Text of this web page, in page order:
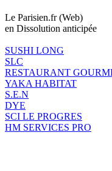
Le Parisien.fr (Web)
en Dissolution anticipée
SUSHI LONG
SLC
RESTAURANT
YAKA HABITAT
S.E.N
DYE
SCI LE PROGRES
HM SERVICES PRO